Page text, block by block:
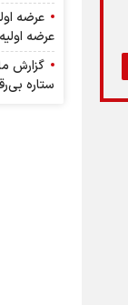
عرضه
عرضه
ستاره